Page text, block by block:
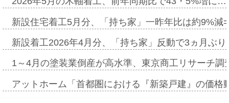
新設住宅着工5月分、「持ち家」一昨年比は約9%
新設着工2026年4月分、「持ち家」反動で3ヵ月ぶ
1～4月の塗装業倒産が高水準、東京商工リサーチ
アットホーム「首都圏における『新築戸建』の価